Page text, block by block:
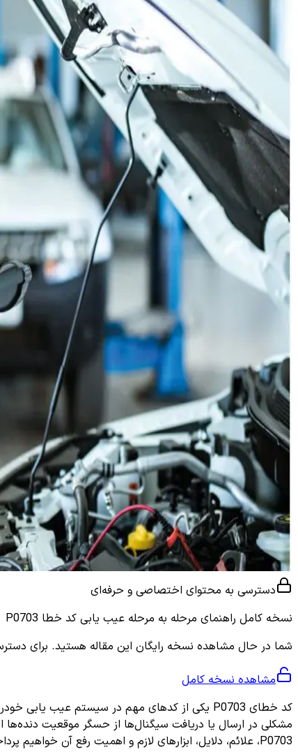
دسترسی به محتوای اختصاصی و حرفه‌ای
نسخه کامل راهنمای مرحله به مرحله عیب یابی کد خطا P0703
شما در حال مشاهده نسخه رایگان این مقاله هستید. برای
مشاهده نسخه کامل
مشکلی در ارسال یا دریافت سیگنال‌ها از حسگر موقعیت
P0703، علائم، دلایل، ابزارهای لازم و اهمیت رفع آن خواهیم پرداخت.